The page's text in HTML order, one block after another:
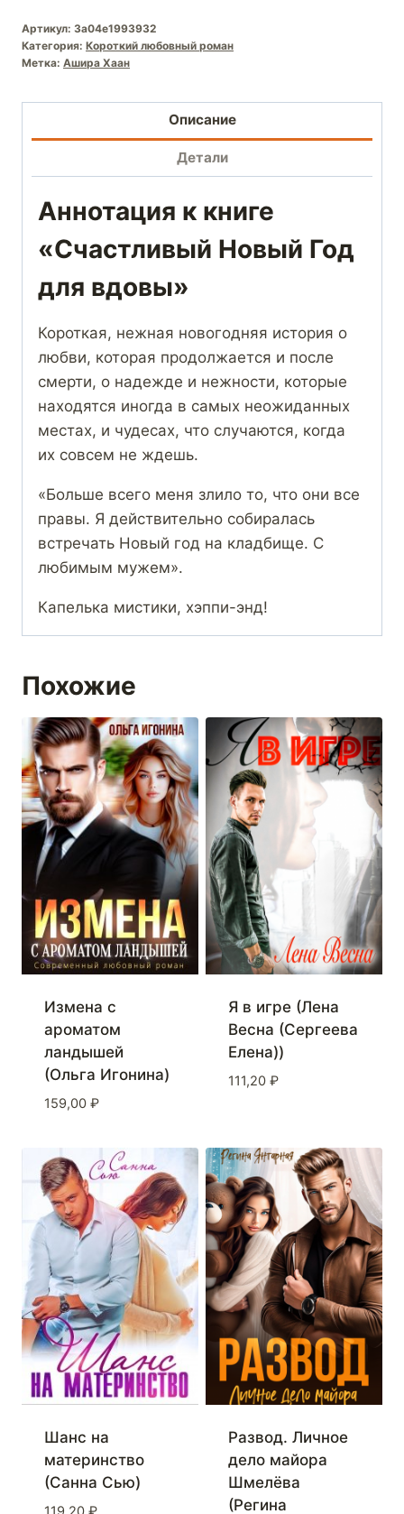
Артикул: 3a04e1993932
Категория: Короткий любовный роман
Метка: Ашира Хаан
Описание
Детали
Аннотация к книге
«Счастливый Новый Год
для вдовы»
Короткая, нежная новогодняя история о
любви, которая продолжается и после
смерти, о надежде и нежности, которые
находятся иногда в самых неожиданных
местах, и чудесах, что случаются, когда
их совсем не ждешь.
«Больше всего меня злило то, что они все
правы. Я действительно собиралась
встречать Новый год на кладбище. С
любимым мужем».
Капелька мистики, хэппи-энд!
Похожие
Измена с
ароматом
ландышей
(Ольга Игонина)
159,00 ₽
Я в игре (Лена
Весна (Сергеева
Елена))
111,20 ₽
Шанс на
материнство
(Санна Сью)
Развод. Личное
дело майора
Шмелёва
(Регина